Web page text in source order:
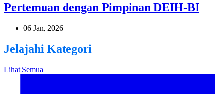
Pertemuan dengan Pimpinan DEIH-BI
06 Jan, 2026
Jelajahi Kategori
Lihat Semua